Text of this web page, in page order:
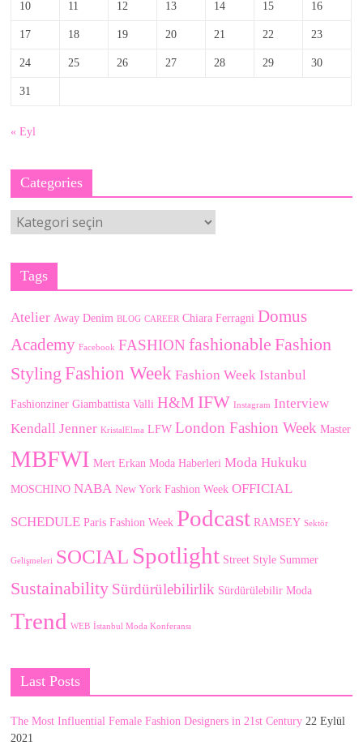
10 11 12 13 14 15 16
17 18 19 20 21 22 23
24 25 26 27 28 29 30
31
« Eyl
Categories
Categories
Tags
Atelier Away Denim BLOG CAREER Chiara Ferragni Domus
Academy Facebook FASHION fashionable Fashion
Styling Fashion Week Fashion Week Istanbul
Fashionziner Giambattista Valli H&M IFW Instagram Interview
Kendall Jenner KristalElma LFW London Fashion Week Master
MBFWI Mert Erkan Moda Haberleri Moda Hukuku
MOSCHINO NABA New York Fashion Week OFFICIAL
SCHEDULE Paris Fashion Week Podcast RAMSEY Sektör
Gelişmeleri SOCIAL Spotlight Street Style Summer
Sustainability Sürdürülebilirlik Sürdürülebilir Moda
Trend WEB İstanbul Moda Konferansı
Last Posts
The Most Influential Female Fashion Designers in 21st Century 22 Eylül
2021